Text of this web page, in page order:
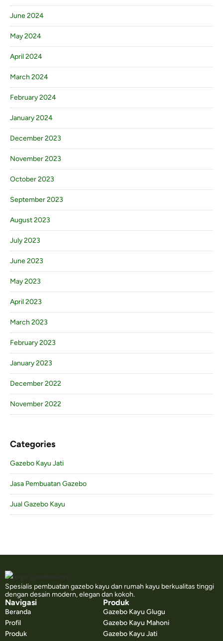
June 2024
May 2024
April 2024
March 2024
February 2024
January 2024
December 2023
November 2023
October 2023
September 2023
August 2023
July 2023
June 2023
May 2023
April 2023
March 2023
February 2023
January 2023
December 2022
November 2022
Categories
Gazebo Kayu Jati
Jasa Pembuatan Gazebo
Jual Gazebo Kayu
Spesialis pembuatan gazebo kayu dan rumah kayu berkualitas tinggi
dengan desain modern, elegan dan kokoh.
Navigasi
Beranda
Profil
Produk
Produk
Gazebo Kayu Glugu
Gazebo Kayu Mahoni
Gazebo Kayu Jati